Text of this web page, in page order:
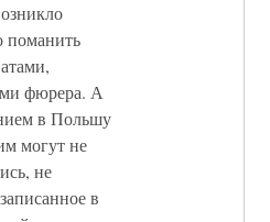
поманить
фюрера. А
в Польшу
могут не
не
в